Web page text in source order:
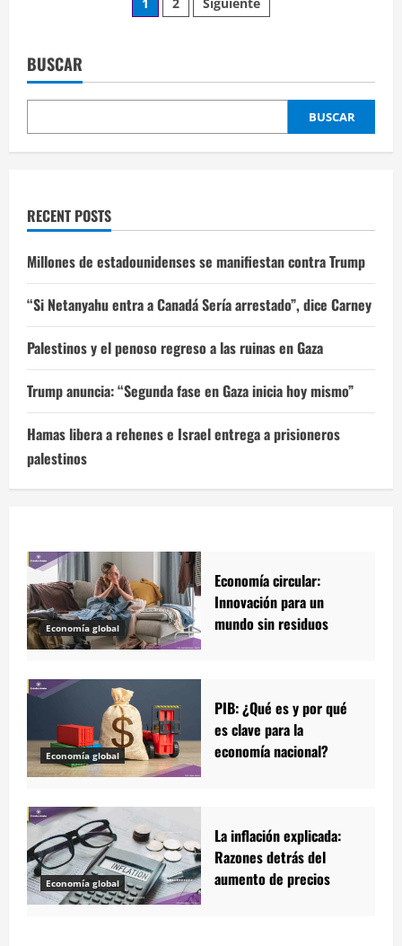
abucheado
la
ONU entradas
1 2 Siguiente
BUSCAR
BUSCAR
RECENT POSTS
Millones de estadounidenses se manifiestan contra Trump
“Si Netanyahu entra a Canadá Sería arrestado”, dice Carney
Palestinos y el penoso regreso a las ruinas en Gaza
Trump anuncia: “Segunda fase en Gaza inicia hoy mismo”
Hamas libera a rehenes e Israel entrega a prisioneros
palestinos
Economía global
Economía circular:
Innovación para un
mundo sin residuos
Economía global
PIB: ¿Qué es y por qué
es clave para la
economía nacional?
Economía global
La inflación explicada:
Razones detrás del
aumento de precios